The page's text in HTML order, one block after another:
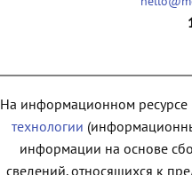
На информационном ресурсе
технологии
информации на основе
сведений, относящихся к